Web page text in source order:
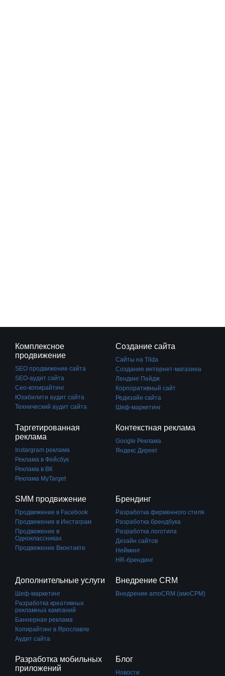
Комплексное
продвижение
SEO продвижение сайта
SEO-аудит сайта
Сео-копирайтинг
Юзабилити аудит сайта
Технический аудит сайта
Создание сайта
Сайты на Tilda
Создание интернет-магазина
Лендинг Пейдж
Корпоративный сайт
Редизайн сайта
Шеф-маркетинг
Таргетированная
реклама
Instargram реклама
Реклама в Фейсбук
Реклама в ВК
Реклама MyTarget
Контекстная реклама
Google Реклама
Яндекс Директ
SMM продвижение
Продвижение в Facebook
Продвижение в Инстаграм
Продвижение в
Одноклассниках
Продвижение Вконтакте
Брендинг
Разработка фирменного стиля
Разработка брендбука
Разработка логотипа
Дизайн сайтов
Нейминг
HR-брендинг
Дополнительные услуги
Шеф-маркетинг
Разработка креативных
рекламных кампаний
Баннерная реклама
Копирайтинг в Ярославле
Аудит сайта
Внедрение CRM
Внедрение amoCRM (амоСРМ)
Разработка мобильных
приложений
Блог
Новости